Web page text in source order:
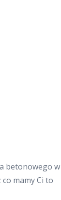
betonowego
mamy Ci to